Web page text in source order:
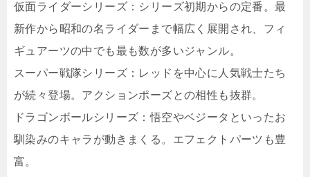
仮面ライダーシリーズ：シリーズ初期からの定番。最
新作から昭和の名ライダーまで幅広く展開され、フィ
ギュアーツの中でも最も数が多いジャンル。
スーパー戦隊シリーズ：レッドを中心に人気戦士たち
が続々登場。アクションポーズとの相性も抜群。
ドラゴンボールシリーズ：悟空やベジータといったお
馴染みのキャラが動きまくる。エフェクトパーツも豊
富。